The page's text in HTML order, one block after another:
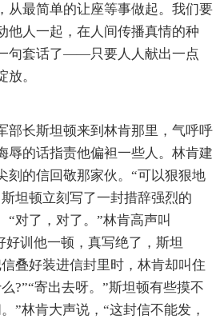
从最简单的让座等事做起。我们要
他人一起，在人间传播真情的种
句套话了——只要人人献出一点
。
部长斯坦顿来到林肯那里，气呼呼
辱的话指责他偏袒一些人。林肯建
刻的信回敬那家伙。“可以狠狠地
坦顿立刻写了一封措辞强烈的
“对了，对了。”林肯高声叫
好训他一顿，真写绝了，斯坦
叠好装进信封里时，林肯却叫住
?”“寄出去呀。”斯坦顿有些摸不
”林肯大声说，“这封信不能发，